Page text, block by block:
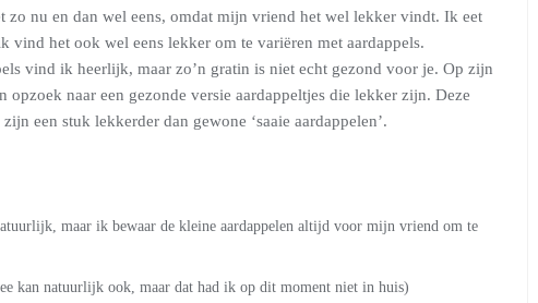
zo nu en dan wel eens, omdat mijn vriend het wel lekker vindt. Ik eet
vind het ook wel eens lekker om te variëren met aardappels.
vind ik heerlijk, maar zo’n gratin is niet echt gezond voor je. Op zijn
naar een gezonde versie aardappeltjes die lekker zijn. Deze
een stuk lekkerder dan gewone ‘saaie aardappelen’.
maar ik bewaar de kleine aardappelen altijd voor mijn vriend om te
kan natuurlijk ook, maar dat had ik op dit moment niet in huis)